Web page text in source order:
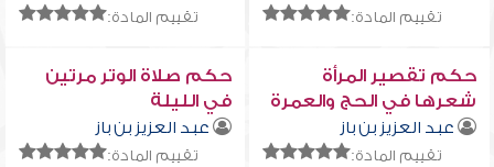
تقييم المادة: تقييم المادة:
حكم تقصير المرأة
شعرها في الحج والعمرة
وكيفيته
عبد العزيز بن باز
تقييم المادة:
حكم صلاة الوتر مرتين
في الليلة
عبد العزيز بن باز
تقييم المادة: